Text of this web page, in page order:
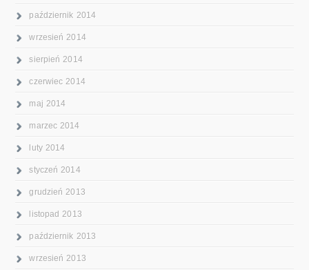
październik 2014
wrzesień 2014
sierpień 2014
czerwiec 2014
maj 2014
marzec 2014
luty 2014
styczeń 2014
grudzień 2013
listopad 2013
październik 2013
wrzesień 2013